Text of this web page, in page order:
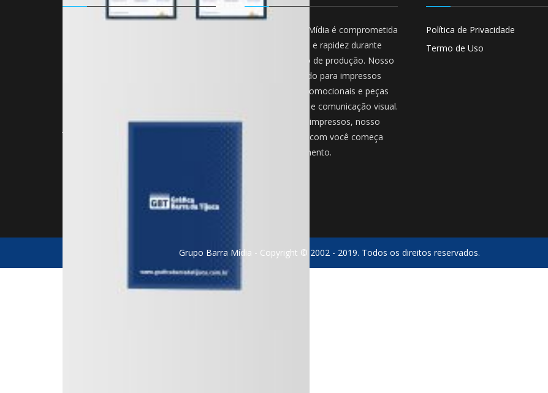
Janeiro, RJ, 22640-100
A Gráfica Barra Mídia é comprometida
com a qualidade e rapidez durante
todo o processo de produção. Nosso
trabalho é voltado para impressos
institucionais, promocionais e peças
para sinalização e comunicação visual.
Muito além dos impressos, nosso
relacionamento com você começa
desde o atendimento.
Política de Privacidade
Termo de Uso
Grupo Barra Mídia - Copyright © 2002 - 2019. Todos os direitos reservados.